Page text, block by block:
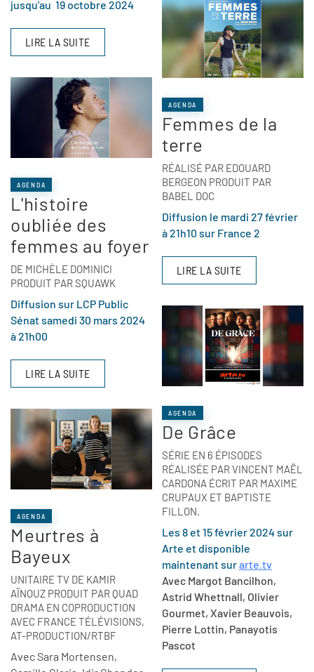
jusqu'au 19 octobre 2024
LIRE LA SUITE
AGENDA
L'histoire
oubliée des
femmes au foyer
DE MICHÈLE DOMINICI
PRODUIT PAR SQUAWK
Diffusion sur LCP Public
Sénat samedi 30 mars 2024
à 21h00
LIRE LA SUITE
AGENDA
Meurtres à
Bayeux
UNITAIRE TV DE KAMIR
AÏNOUZ PRODUIT PAR QUAD
DRAMA EN COPRODUCTION
AVEC FRANCE TÉLÉVISIONS,
AT-PRODUCTION/RTBF
Avec Sara Mortensen,
AGENDA
Femmes de la
terre
RÉALISÉ PAR EDOUARD
BERGEON PRODUIT PAR
BABEL DOC
Diffusion le mardi 27 février
à 21h10 sur France 2
LIRE LA SUITE
AGENDA
De Grâce
SÉRIE EN 6 ÉPISODES
RÉALISÉE PAR VINCENT MAËL
CARDONA ÉCRIT PAR MAXIME
CRUPAUX ET BAPTISTE
FILLON.
Les 8 et 15 février 2024 sur
Arte et disponible
maintenant surarte.tv
Avec Margot Bancilhon,
Astrid Whettnall, Olivier
Gourmet, Xavier Beauvois,
Pierre Lottin, Panayotis
Pascot